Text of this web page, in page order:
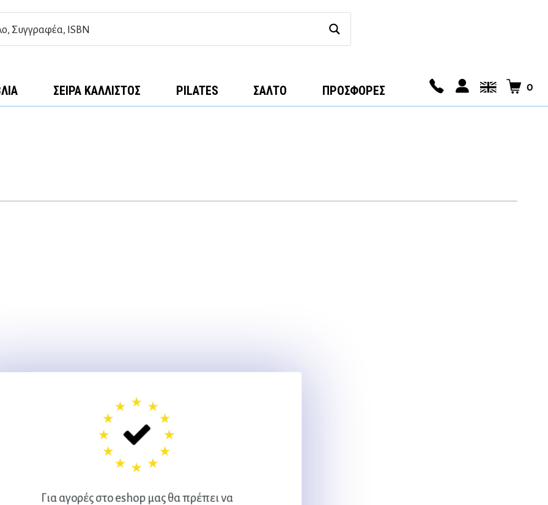
Για αγορές στο eshop μας θα πρέπει να
ΣΕΙΡΆ ΚΆΛΛΙΣΤΟΣ PILATES ΣΑΛΤΟ ΠΡΟΣΦΟΡΕΣ 0